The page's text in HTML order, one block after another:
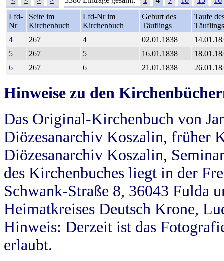
Lfd-
Nr
Seite im
Kirchenbuch
Lfd-Nr im
Kirchenbuch
Geburt des
Täuflings
Taufe
Täuflings
4
267 4 02.01.1838
5
267 5 16.01.1838
6
267 6 21.01.1838
Hinweise zu den
Das Original-Kirchenbuch von
Diözesanarchiv Koszalin, früher
Diözesanarchiv Koszalin,
des Kirchenbuches liegt in der
Schwank-Straße 8, 36043 Fulda
Heimatkreises Deutsch Krone,
Hinweis: Derzeit ist das
erlaubt.